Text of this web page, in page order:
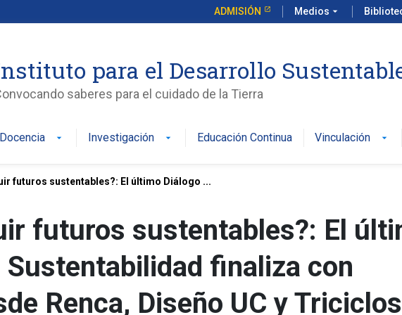
ADMISIÓN Medios arrow_drop_down
para el Desarrollo
saberes para el cuidado de la Tierra
Docencia arrow_drop_down Investigación arrow_drop_down Educación Continua Vinculación arrow_drop_down
futuros sustentables?: El último Diálogo ...
futuros sustentables?: El
Sustentabilidad finaliza con
Renca, Diseño UC y Triciclos